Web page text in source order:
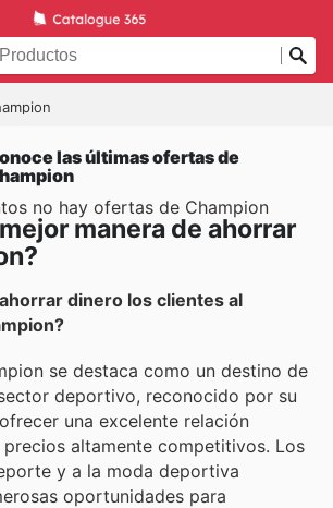
las últimas ofertas de
no hay ofertas de Champion
manera de ahorrar
dinero los clientes al
se destaca como un destino de
deportivo, reconocido por su
una excelente relación
altamente competitivos. Los
y a la moda deportiva
oportunidades para